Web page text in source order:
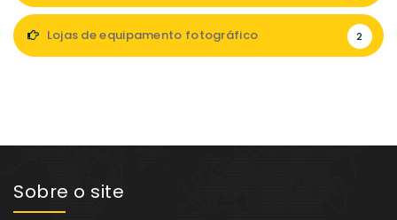
Lojas de equipamento fotográfico 2
Sobre o site